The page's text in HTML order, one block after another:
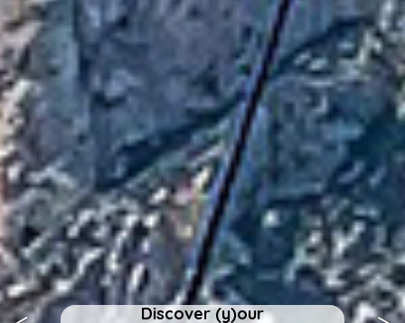
Discover (y)our